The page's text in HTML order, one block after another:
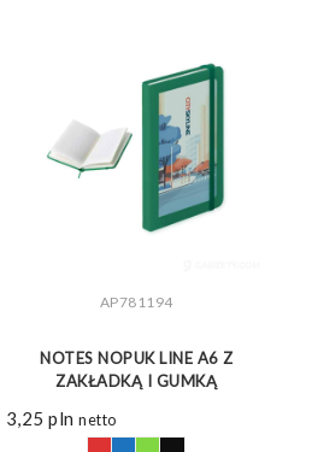
ZOBACZ WIĘCEJ
AP781194
NOTES NOPUK LINE A6 Z
ZAKŁADKĄ I GUMKĄ
3,25pln netto